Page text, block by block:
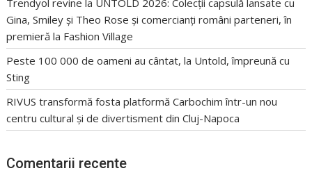
Trendyol revine la UNTOLD 2026: Colecții capsulă lansate cu
Gina, Smiley și Theo Rose și comercianți români parteneri, în
premieră la Fashion Village
Peste 100 000 de oameni au cântat, la Untold, împreună cu
Sting
RIVUS transformă fosta platformă Carbochim într-un nou
centru cultural și de divertisment din Cluj-Napoca
Comentarii recente